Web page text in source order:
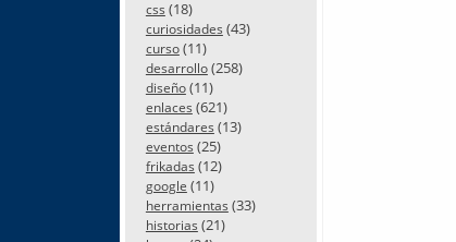
css (18)
curiosidades (43)
curso(11)
desarrollo(258)
diseño(11)
enlaces (621)
estándares (13)
eventos (25)
frikadas (12)
google (11)
herramientas (33)
historias (21)